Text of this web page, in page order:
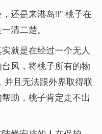
还是来港岛!!” 桃子在
清二楚。
就是在经过一个无人
风，将桃子所有的物
并且无法跟外界取得联
助，桃子肯定走不出